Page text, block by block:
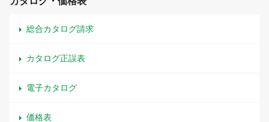
総合カタログ請求
カタログ正誤表
電子カタログ
価格表